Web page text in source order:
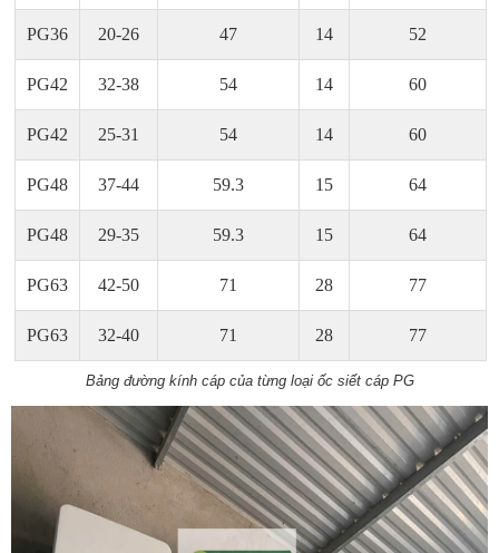
PG36 20-26 47 14 52
PG42 32-38 54 14 60
PG42 25-31 54 14 60
PG48 37-44 59.3 15 64
PG48 29-35 59.3 15 64
PG63 42-50 71 28 77
PG63 32-40 71 28 77
Bảng đường kính cáp của từng loại ốc siết cáp PG